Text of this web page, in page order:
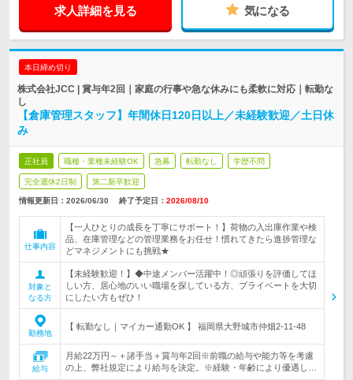
求人詳細を見る 気になる
本日締め切り
株式会社JCC | 賞与年2回｜家庭の行事や急な休みにも柔軟に対応｜転勤な
し
【倉庫管理スタッフ】年間休日120日以上／未経験歓迎／土日休
み
正社員 職種・業種未経験OK 急募 転勤なし 学歴不問
完全週休2日制 第二新卒歓迎
情報更新日：2026/06/30 終了予定日： 2026/08/10
仕事内容
【一人ひとりの成長を丁寧にサポート！】荷物の入出庫作業や検
品、在庫管理などの管理業務をお任せ！慣れてきたら進捗管理な
どマネジメントにも挑戦★
対象と
なる方
【未経験歓迎！】◆中途メンバー活躍中！◎頑張りを評価してほ
しい方、居心地のいい職場を探している方、プライベートを大切
にしたい方もぜひ！
勤務地
【 転勤なし｜マイカー通勤OK 】 福岡県大野城市仲畑2-11-48
給与
月給22万円～＋諸手当＋賞与年2回※前職の給与や能力等を考慮
の上、弊社規定により給与を決定。※経験・年齢により優遇し…